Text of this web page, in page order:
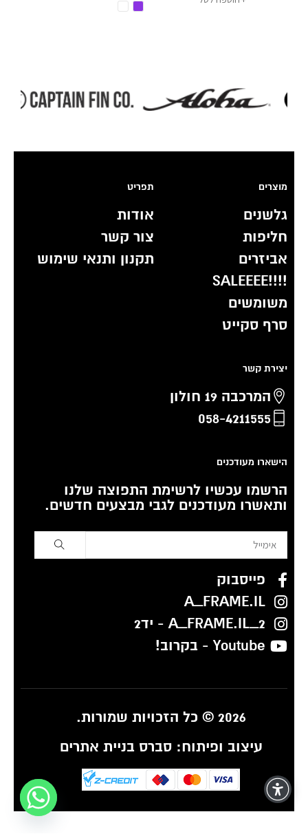
מוצרים
גלשנים
חליפות
אביזרים
!!!!SALEEEE
משומשים
סרף סקייט
תפריט
אודות
צור קשר
תקנון ותנאי שימוש
יצירת קשר
המרכבה 19 חולון
058-4211555
הישארו מעודכנים
הרשמו עכשיו לרשימת התפוצה שלנו
ותאשרו מעודכנים לגבי מבצעים חדשים.
פייסבוק
A_FRAME.IL
A_FRAME.IL_2 - יד2
Youtube - בקרוב!
2026 © כל הזכויות שמורות.
עיצוב ופיתוח:סברס בניית אתרים